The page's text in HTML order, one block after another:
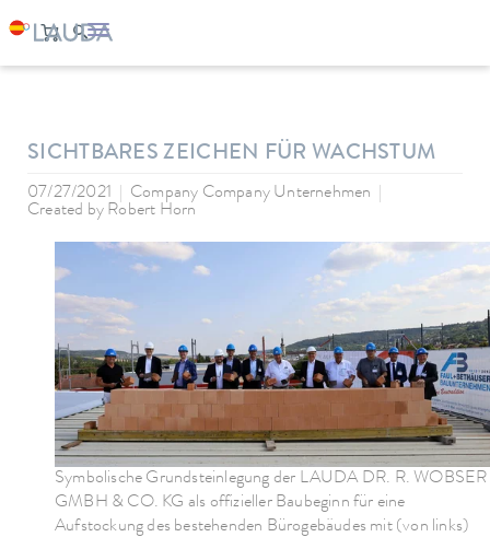
SICHTBARES ZEICHEN FÜR WACHSTUM
07/27/2021
Company Company Unternehmen
Created by Robert Horn
Symbolische Grundsteinlegung der LAUDA DR. R. WOBSER
GMBH & CO. KG als offizieller Baubeginn für eine
Aufstockung des bestehenden Bürogebäudes mit (von links)